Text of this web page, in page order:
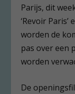
Parijs, dit
‘Revoir Paris’
worden de
pas over een
worden
De